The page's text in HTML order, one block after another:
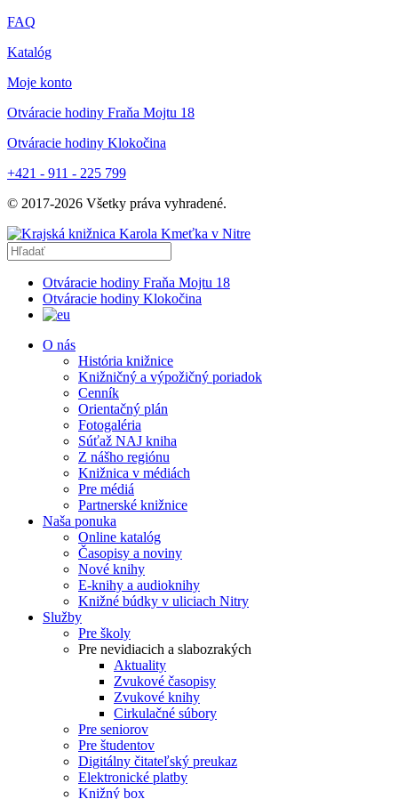
FAQ
Katalóg
Moje konto
Otváracie hodiny Fraňa Mojtu 18
Otváracie hodiny Klokočina
+421 - 911 - 225 799
© 2017-2026 Všetky práva vyhradené.
Otváracie hodiny Fraňa Mojtu 18
Otváracie hodiny Klokočina
O nás
História knižnice
Knižničný a výpožičný poriadok
Cenník
Orientačný plán
Fotogaléria
Súťaž NAJ kniha
Z nášho regiónu
Knižnica v médiách
Pre médiá
Partnerské knižnice
Naša ponuka
Online katalóg
Časopisy a noviny
Nové knihy
E-knihy a audioknihy
Knižné búdky v uliciach Nitry
Služby
Pre školy
Pre nevidiacich a slabozrakých
Aktuality
Zvukové časopisy
Zvukové knihy
Cirkulačné súbory
Pre seniorov
Pre študentov
Digitálny čitateľský preukaz
Elektronické platby
Knižný box